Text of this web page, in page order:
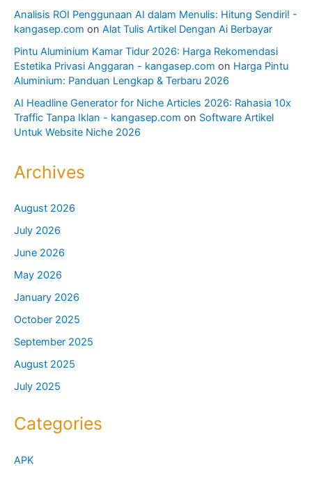
Analisis ROI Penggunaan AI dalam Menulis: Hitung Sendiri! -
kangasep.com on Alat Tulis Artikel Dengan Ai Berbayar
Pintu Aluminium Kamar Tidur 2026: Harga Rekomendasi
Estetika Privasi Anggaran - kangasep.com on Harga Pintu
Aluminium: Panduan Lengkap & Terbaru 2026
AI Headline Generator for Niche Articles 2026: Rahasia 10x
Traffic Tanpa Iklan - kangasep.com on Software Artikel
Untuk Website Niche 2026
Archives
August 2026
July 2026
June 2026
May 2026
January 2026
October 2025
September 2025
August 2025
July 2025
Categories
APK